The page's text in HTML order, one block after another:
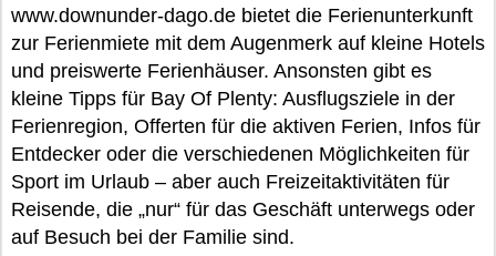
www.downunder-dago.de bietet die Ferienunterkunft
zur Ferienmiete mit dem Augenmerk auf kleine Hotels
und preiswerte Ferienhäuser. Ansonsten gibt es
kleine Tipps für Bay Of Plenty: Ausflugsziele in der
Ferienregion, Offerten für die aktiven Ferien, Infos für
Entdecker oder die verschiedenen Möglichkeiten für
Sport im Urlaub – aber auch Freizeitaktivitäten für
Reisende, die „nur“ für das Geschäft unterwegs oder
auf Besuch bei der Familie sind.